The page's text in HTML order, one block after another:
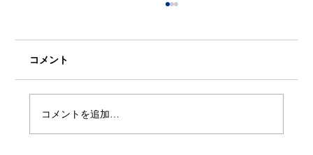
コメント
コメントを追加…